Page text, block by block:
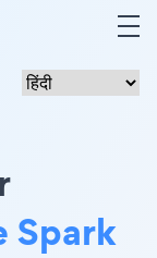
Spark